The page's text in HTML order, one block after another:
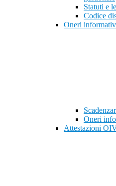
Statuti e
Codice
Oneri
Oneri
Attestazioni